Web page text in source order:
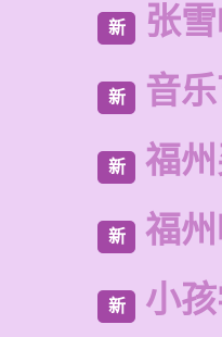
新 张
新 音乐
新 福
新 福
新 小